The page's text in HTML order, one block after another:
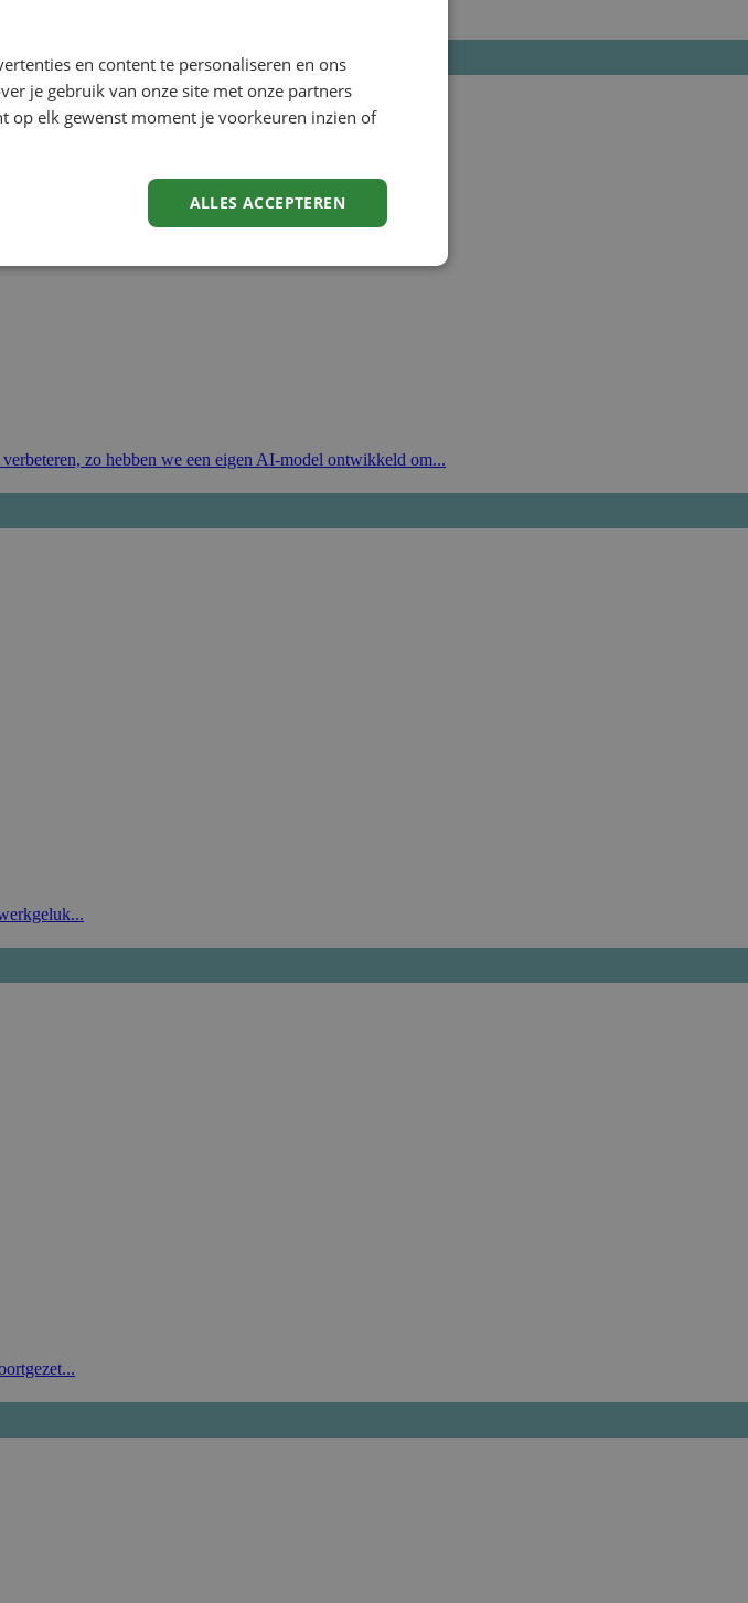
zo hebben we een eigen AI-model ontwikkeld om...
en content te personaliseren en ons
je gebruik van onze site met onze partners
op elk gewenst moment je voorkeuren inzien of
ALLES ACCEPTEREN